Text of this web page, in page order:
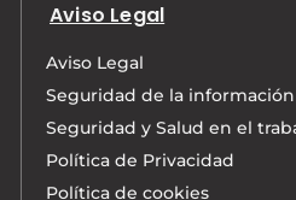
Aviso Legal
Aviso Legal
Seguridad de la información
Seguridad y Salud en el
Política de Privacidad
Política de cookies